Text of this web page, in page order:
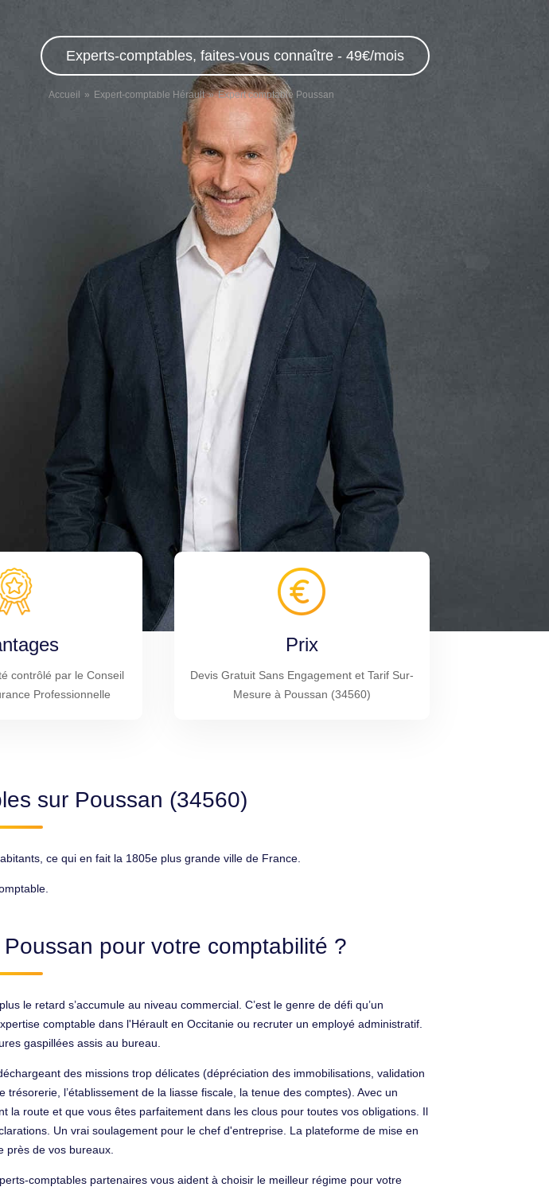
Experts-comptables, faites-vous connaître - 49€/mois
Accueil Expert-comptable Hérault Expert comptable Poussan
contrôlé par le Conseil
Professionnelle
Prix
Devis Gratuit Sans Engagement et Tarif Sur-
Mesure à Poussan (34560)
sur Poussan (34560)
ce qui en fait la 1805e plus grande ville de France.
pour votre comptabilité ?
le retard s’accumule au niveau commercial. C’est le genre de défi qu’un
comptable dans l'Hérault en Occitanie ou recruter un employé administratif.
gaspillées assis au bureau.
des missions trop délicates (dépréciation des immobilisations, validation
l’établissement de la liasse fiscale, la tenue des comptes). Avec un
route et que vous êtes parfaitement dans les clous pour toutes vos obligations. Il
Un vrai soulagement pour le chef d'entreprise. La plateforme de mise en
près de vos bureaux.
comptables partenaires vous aident à choisir le meilleur régime pour votre